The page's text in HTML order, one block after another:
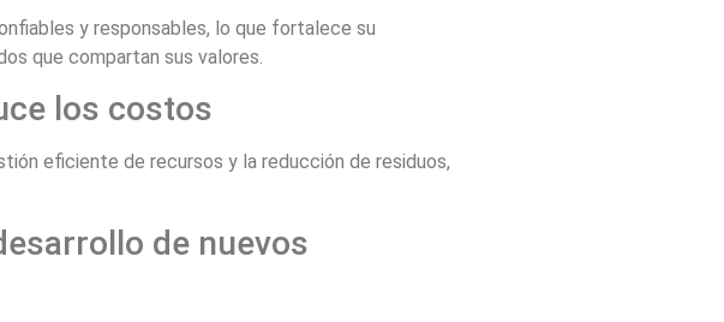
y responsables, lo que fortalece su
que compartan sus valores.
los costos
eficiente de recursos y la reducción de residuos,
de nuevos